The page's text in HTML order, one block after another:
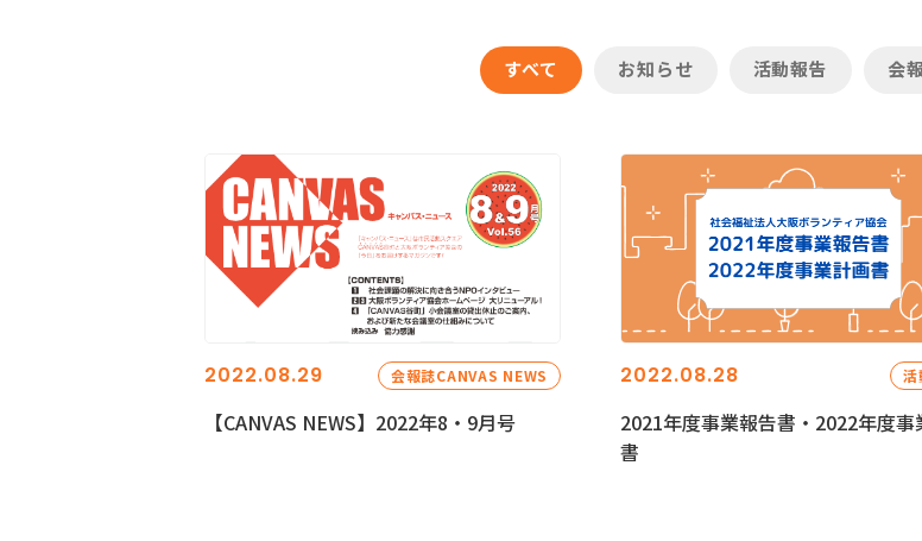
すべて お知らせ 活動報告 会
2022.08.29 会報誌CANVAS NEWS
【CANVAS NEWS】2022年8・9月号
2022.08.28 活
2021年度事業報告書・2022年度事
書